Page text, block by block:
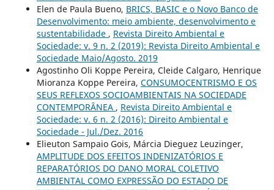
Elen de Paula Bueno, BRICS, BASIC e o Novo Banco de
Desenvolvimento: meio ambiente, desenvolvimento e
sustentabilidade , Revista Direito Ambiental e
Sociedade: v. 9 n. 2 (2019): Revista Direito Ambiental e
Sociedade Maio/Agosto. 2019
Agostinho Oli Koppe Pereira, Cleide Calgaro, Henrique
Mioranza Koppe Pereira, CONSUMOCENTRISMO E OS
SEUS REFLEXOS SOCIOAMBIENTAIS NA SOCIEDADE
CONTEMPORÂNEA , Revista Direito Ambiental e
Sociedade: v. 6 n. 2 (2016): Direito Ambiental e
Sociedade - Jul./Dez. 2016
Elieuton Sampaio Gois, Márcia Dieguez Leuzinger,
AMPLITUDE DOS EFEITOS INDENIZATÓRIOS E
REPARATÓRIOS DO DANO MORAL COLETIVO
AMBIENTAL COMO EXPRESSÃO DO ESTADO DE